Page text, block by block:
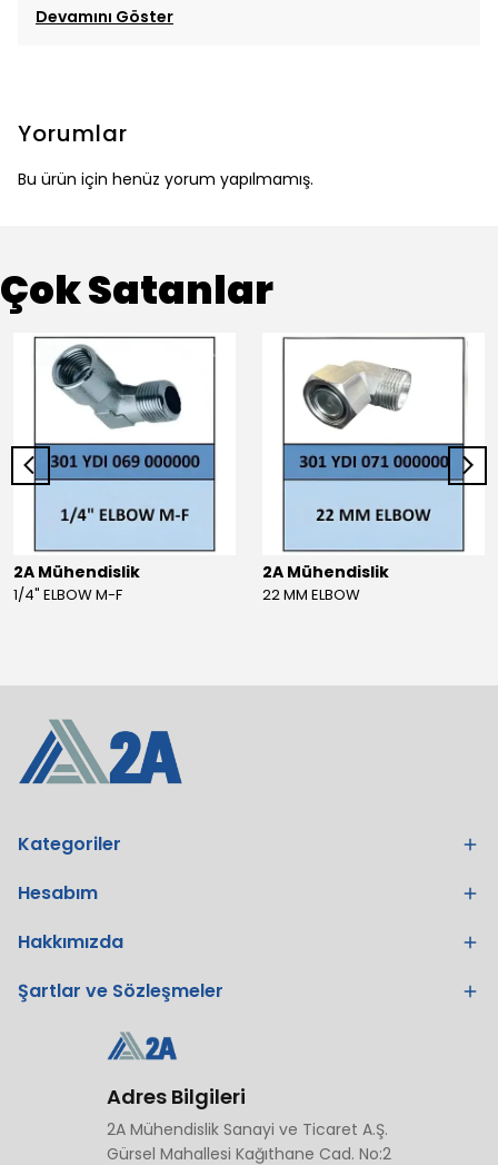
Devamını Göster
Yorumlar
Bu ürün için henüz yorum yapılmamış.
Çok Satanlar
2A Mühendislik
1/4" ELBOW M-F
2A Mühendislik
22 MM ELBOW
Kategoriler
Hesabım
Hakkımızda
Şartlar ve Sözleşmeler
Adres Bilgileri
2A Mühendislik Sanayi ve Ticaret A.Ş.
Gürsel Mahallesi Kağıthane Cad. No:2